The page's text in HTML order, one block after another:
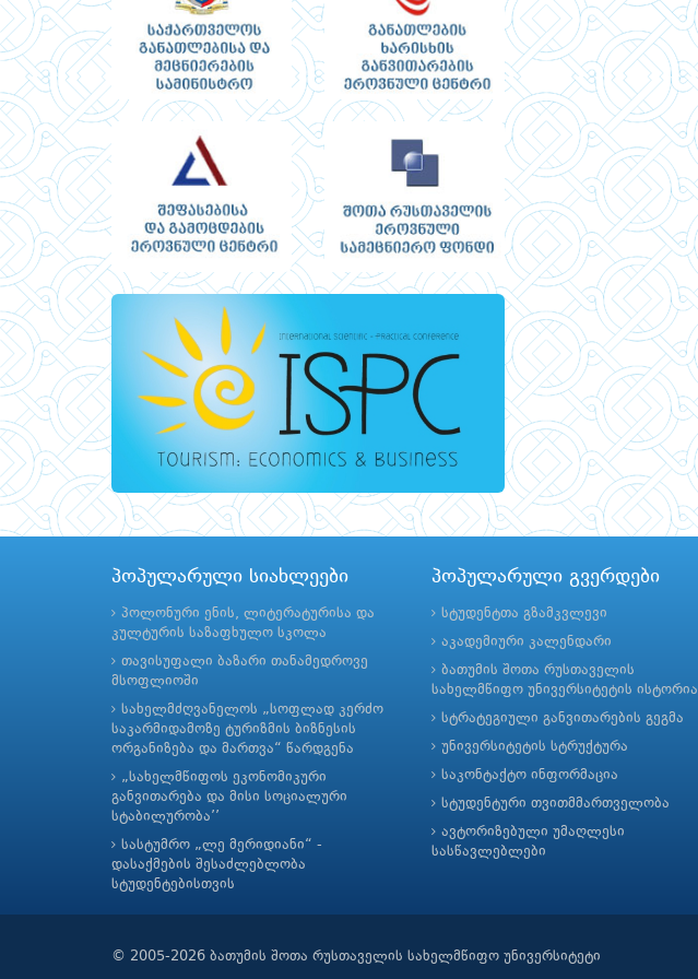
პოპულარული სიახლეები
პოლონური ენის, ლიტერატურისა და
კულტურის საზაფხულო სკოლა
თავისუფალი ბაზარი თანამედროვე
მსოფლიოში
სახელმძღვანელოს „სოფლად კერძო
საკარმიდამოზე ტურიზმის ბიზნესის
ორგანიზება და მართვა“ წარდგენა
„სახელმწიფოს ეკონომიკური
განვითარება და მისი სოციალური
სტაბილურობა’’
სასტუმრო „ლე მერიდიანი“ -
დასაქმების შესაძლებლობა
სტუდენტებისთვის
პოპულარული გვერდები
სტუდენტთა გზამკვლევი
აკადემიური კალენდარი
ბათუმის შოთა რუსთაველის
სახელმწიფო უნივერსიტეტის ისტორია
სტრატეგიული განვითარების გეგმა
უნივერსიტეტის სტრუქტურა
საკონტაქტო ინფორმაცია
სტუდენტური თვითმმართველობა
ავტორიზებული უმაღლესი
სასწავლებლები
© 2005-2026 ბათუმის შოთა რუსთაველის სახელმწიფო უნივერსიტეტი